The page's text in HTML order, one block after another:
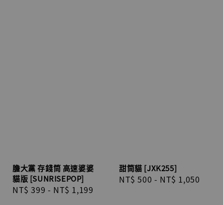
膽大黨 存錢筒 高速婆婆
貓版 [SUNRISEPOP]
Regular
NT$ 399 - NT$ 1,199
甜筒貓 [JXK255]
Regular
NT$ 500 - NT$ 1,050